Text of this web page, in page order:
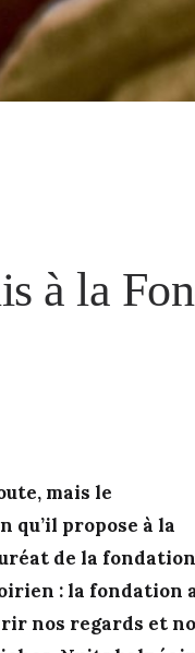
à la
mais le
qu’il propose à la
de la fondation
: la fondation
nos regards et